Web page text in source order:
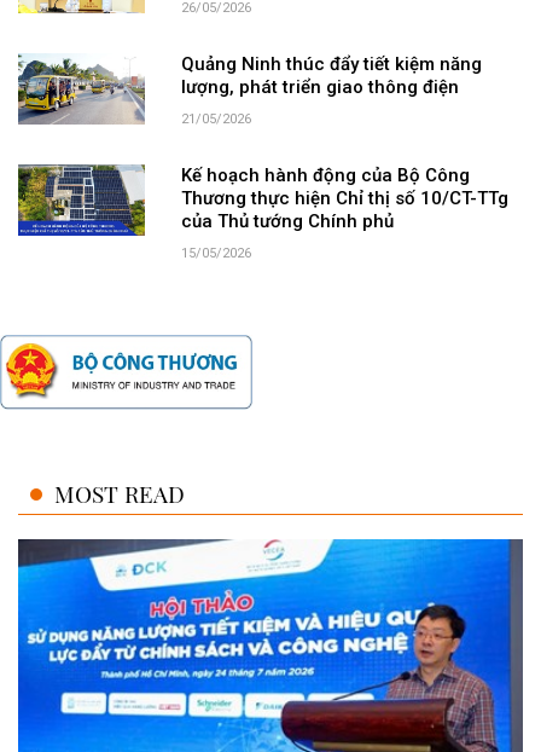
26/05/2026
Quảng Ninh thúc đẩy tiết kiệm năng
lượng, phát triển giao thông điện
21/05/2026
Kế hoạch hành động của Bộ Công
Thương thực hiện Chỉ thị số 10/CT-TTg
của Thủ tướng Chính phủ
15/05/2026
MOST READ